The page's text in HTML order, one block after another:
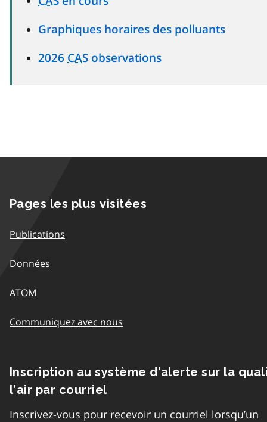
Graphiques horaires des polluants
2026 CAS observations
Pages les plus visitées
Publications
Données
ATOM
Communiquez avec nous
Inscription au système d’alerte sur la
l’air par courriel
Inscrivez-vous pour recevoir un courriel lorsqu’un